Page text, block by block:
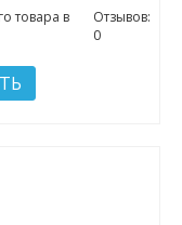
товара в
Отзывов:
0